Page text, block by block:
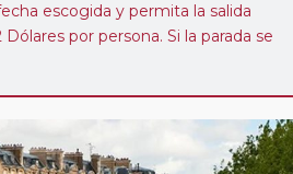
escogida y permita la salida
por persona. Si la parada se
pasajeros que ya hayan viajado
que estén en luna de miel